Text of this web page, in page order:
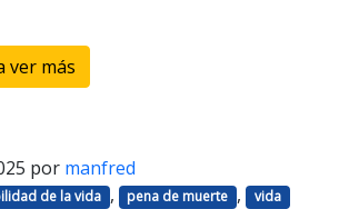
ver más
por manfred
de la vida , pena de muerte , vida